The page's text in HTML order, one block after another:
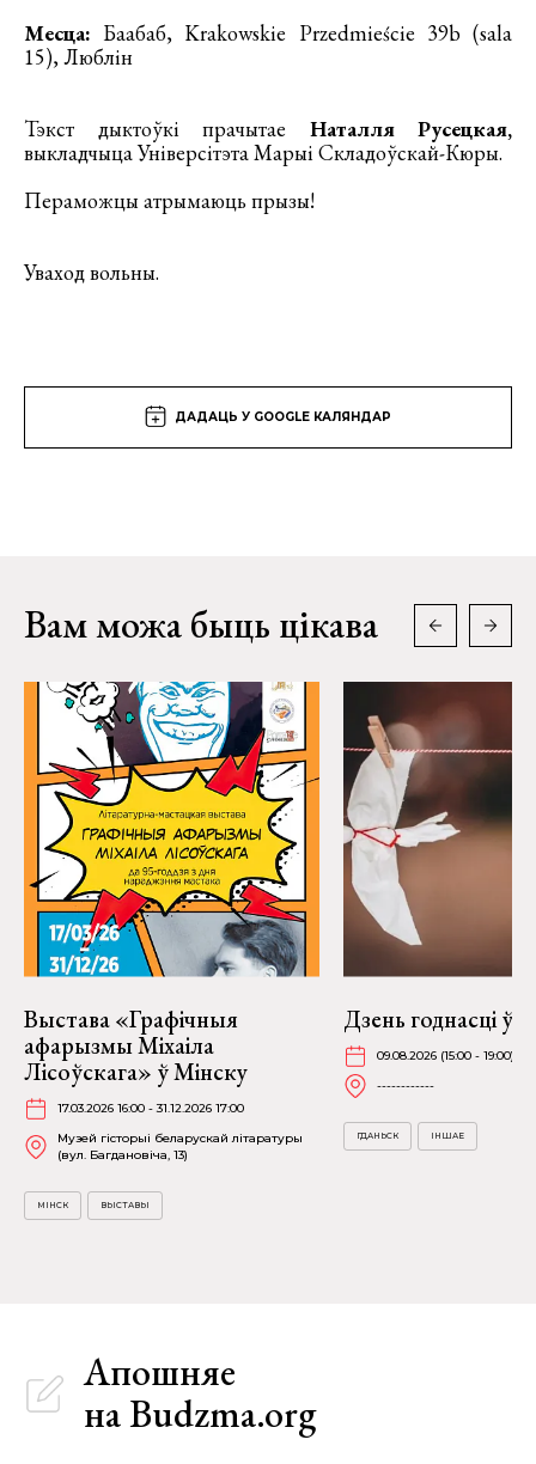
Месца: Баабаб, Krakowskie Przedmieście 39b (sala
15), Люблін
Тэкст дыктоўкі прачытае Наталля Русецкая,
выкладчыца Універсітэта Марыі Складоўскай-Кюры.
Пераможцы атрымаюць прызы!
Уваход вольны.
ДАДАЦЬ У GOOGLE КАЛЯНДАР
Вам можа быць цікава
Выстава «Графічныя
афарызмы Міхаіла
Лісоўскага» ў Мінску
17.03.2026 16:00 - 31.12.2026 17:00
Музей гісторыі беларускай літаратуры
(вул. Багдановіча, 13)
МІНСК ВЫСТАВЫ
Дзень годнасці ў
09.08.2026 (15:00 - 19:00)
------------
ГДАНЬСК ІНШАЕ
Апошняе
на Budzma.org